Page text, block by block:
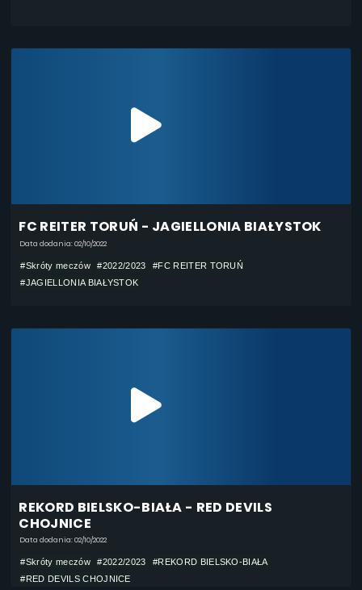
FC REITER TORUŃ - JAGIELLONIA BIAŁYSTOK
Data dodania: 02/10/2022
#Skróty meczów #2022/2023
#FC REITER TORUŃ
#JAGIELLONIA BIAŁYSTOK
REKORD BIELSKO-BIAŁA - RED DEVILS
CHOJNICE
Data dodania: 02/10/2022
#Skróty meczów #2022/2023
#REKORD BIELSKO-BIAŁA
#RED DEVILS CHOJNICE